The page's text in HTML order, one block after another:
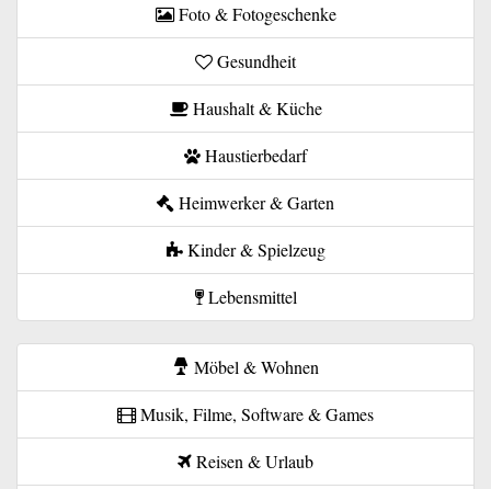
Foto & Fotogeschenke
Gesundheit
Haushalt & Küche
Haustierbedarf
Heimwerker & Garten
Kinder & Spielzeug
Lebensmittel
Möbel & Wohnen
Musik, Filme, Software & Games
Reisen & Urlaub